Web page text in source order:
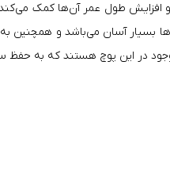
طول عمر آن‌ها کمک